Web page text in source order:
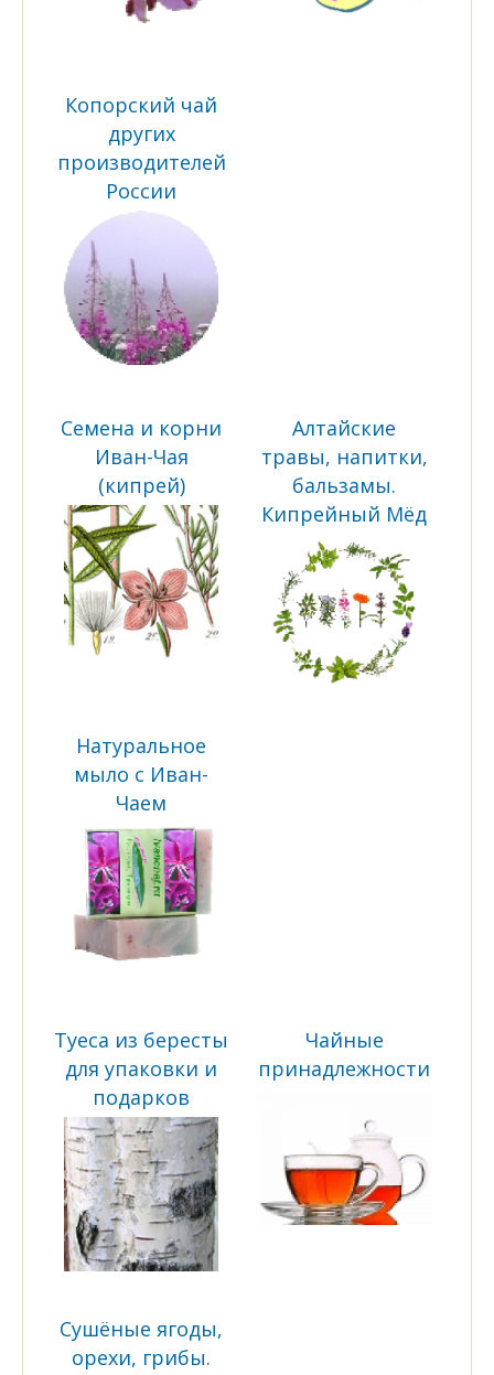
Копорский чай
других
производителей
России
Семена и корни
Иван-Чая
(кипрей)
Алтайские
травы, напитки,
бальзамы.
Кипрейный Мёд
Натуральное
мыло с Иван-
Чаем
Туеса из бересты
для упаковки и
подарков
Чайные
принадлежности
Сушёные ягоды,
орехи, грибы.